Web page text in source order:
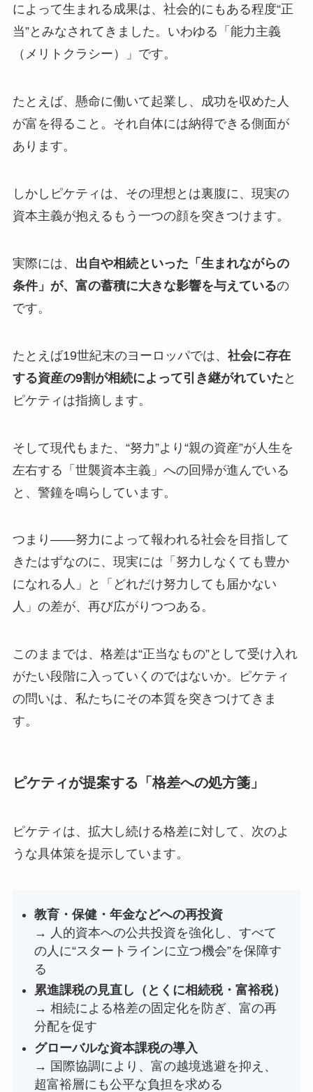
によって生まれる成果は、社会的にもある程度“正
当”とみなされてきました。いわゆる「能力主義
（メリトクラシー）」です。
たとえば、懸命に働いて起業し、成功を収めた人
が富を得ること。それ自体には納得できる側面が
あります。
しかしピケティは、その理想とは裏腹に、現実の
資本主義が抱えるもう一つの顔を突きつけます。
実際には、 出自や相続といった「生まれながらの
条件」が、富の蓄積に大きな影響を与えているの
です。
たとえば19世紀末のヨーロッパでは、 社会に存在
する資産の9割が相続によって引き継がれていた と
ピケティは指摘します。
そして現代もまた、“努力”より“親の資産”が人生を
左右する「世襲資本主義」への回帰が進んでいる
と、警鐘を鳴らしています。
つまり――努力によって報われる社会を目指して
きたはずなのに、現実には「努力しなくても豊か
になれる人」と「どれだけ努力しても届かない
人」の差が、再び広がりつつある。
このままでは、格差は“正当なもの”として受け入れ
がたい段階に入っていくのではないか。ピケティ
の問いは、私たちにその本質を突きつけてきま
す。
ピケティが提案する「格差への処方箋」
ピケティは、拡大し続ける格差に対して、次のよ
うな具体策を提示しています。
教育・保健・年金などへの再投資
→ 人的資本への公共投資を強化し、すべて
の人に“スタートラインに立つ機会”を保障す
る
累進課税の見直し（とくに相続税・富裕税）
→ 相続による格差の固定化を防ぎ、富の再
分配を促す
グローバルな資本課税の導入
→ 国際協調により、富の越境逃避を抑え、
超富裕層にも公平な負担を求める